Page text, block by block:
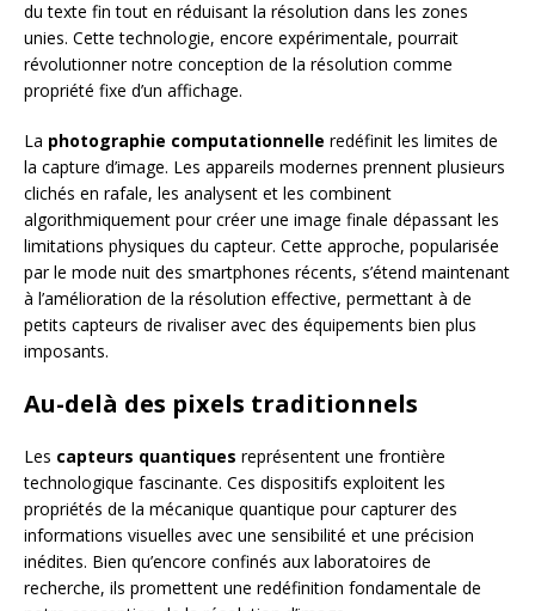
du texte fin tout en réduisant la résolution dans les zones
unies. Cette technologie, encore expérimentale, pourrait
révolutionner notre conception de la résolution comme
propriété fixe d’un affichage.
La photographie computationnelle redéfinit les limites de
la capture d’image. Les appareils modernes prennent plusieurs
clichés en rafale, les analysent et les combinent
algorithmiquement pour créer une image finale dépassant les
limitations physiques du capteur. Cette approche, popularisée
par le mode nuit des smartphones récents, s’étend maintenant
à l’amélioration de la résolution effective, permettant à de
petits capteurs de rivaliser avec des équipements bien plus
imposants.
Au-delà des pixels traditionnels
Les capteurs quantiques représentent une frontière
technologique fascinante. Ces dispositifs exploitent les
propriétés de la mécanique quantique pour capturer des
informations visuelles avec une sensibilité et une précision
inédites. Bien qu’encore confinés aux laboratoires de
recherche, ils promettent une redéfinition fondamentale de